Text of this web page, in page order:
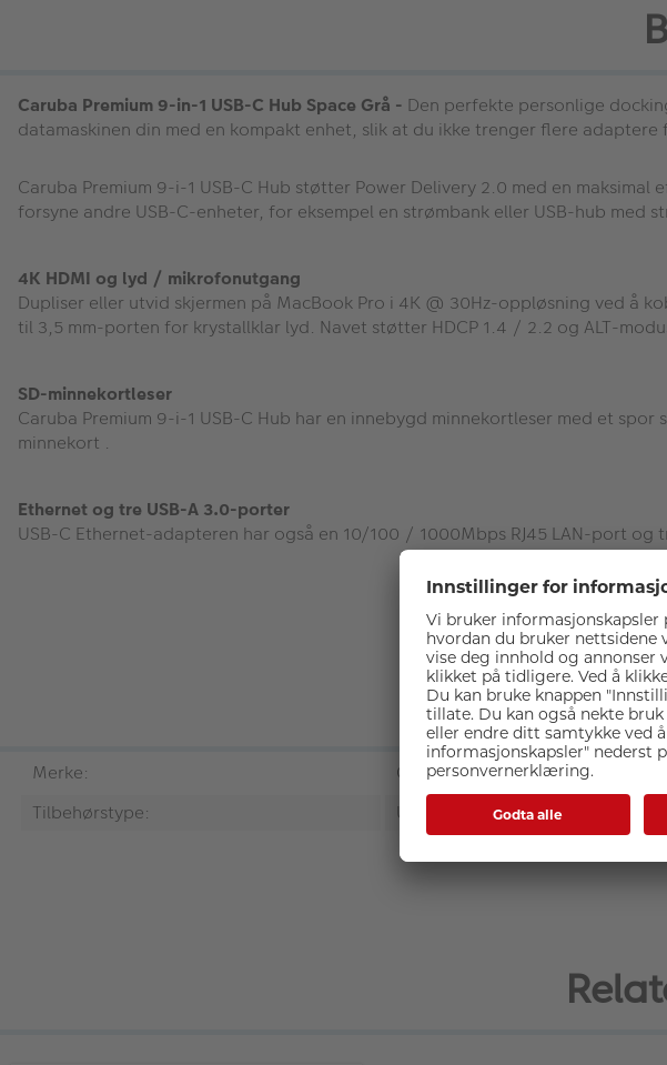
Caruba Premium 9-in-1 USB-C Hub Space Grå - Den perfekte personlige
datamaskinen din med en kompakt enhet, slik at du ikke trenger flere
Caruba Premium 9-i-1 USB-C Hub støtter Power Delivery 2.0 med en
forsyne andre USB-C-enheter, for eksempel en strømbank eller USB-hub med
4K HDMI og lyd / mikrofonutgang
Dupliser eller utvid skjermen på MacBook Pro i 4K @ 30Hz-oppløsning ved å
til 3,5 mm-porten for krystallklar lyd. Navet støtter HDCP 1.4 / 2.2 og ALT-
SD-minnekortleser
Caruba Premium 9-i-1 USB-C Hub har en innebygd minnekortleser med et
minnekort .
Ethernet og tre USB-A 3.0-porter
USB-C Ethernet-adapteren har også en 10/100 / 1000Mbps RJ45 LAN-port
Merke:
Caruba
Tilbehørstype:
USB-hub